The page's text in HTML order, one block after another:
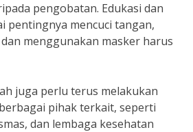
pengobatan. Edukasi dan
pentingnya mencuci tangan,
menggunakan masker harus
juga perlu terus melakukan
pihak terkait, seperti
dan lembaga kesehatan